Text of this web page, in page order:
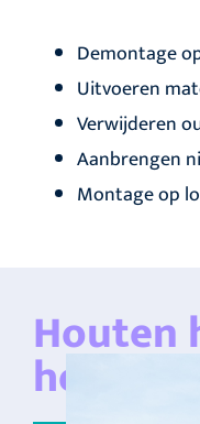
Demontage
Uitvoeren
Verwijderen
Aanbrengen
Montage op
Houten
hersteld